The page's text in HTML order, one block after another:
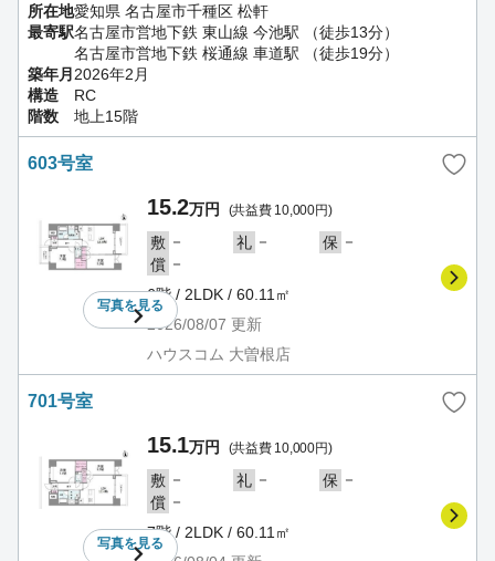
所在地愛知県 名古屋市千種区 松軒
最寄駅名古屋市営地下鉄 東山線 今池駅 （徒歩13分）
名古屋市営地下鉄 桜通線 車道駅 （徒歩19分）
築年月 2026年2月
構造
RC
階数
地上15階
603号室
写真を見る
15.2万円 (共益費 10,000円)
敷 － 礼 － 保 －
償 －
6階 / 2LDK / 60.11㎡
2026/08/07 更新
ハウスコム 大曽根店
701号室
写真を見る
15.1万円 (共益費 10,000円)
敷 － 礼 － 保 －
償 －
7階 / 2LDK / 60.11㎡